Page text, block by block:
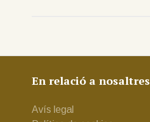
En relació a nosaltres
Avís legal